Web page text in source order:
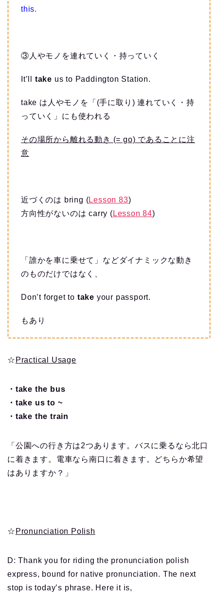
this.
③人やモノを連れていく・持っていく
It’ll take us to Paddington Station.
take は人やモノを「(手に取り) 連れていく・持
っていく」にも使われる
その場所から離れる動き (= go) であることに注
意
近づくのは bring (Lesson 83)
方向性がないのは carry ( Lesson 84)
「誰かを車に乗せて」などダイナミックな動き
のものだけではなく、
Don’t forget to take your passport.
もあり
☆ Practical Usage
・take the bus
・take us to ~
・take the train
「公園への行き方は2つあります。バスに乗るなら北口
に着きます。電車なら南口に着きます。どちらか希望
はありますか？」
☆ Pronunciation Polish
D: Thank you for riding the pronunciation polish
express, bound for native pronunciation. The next
stop is today’s phrase. Here it is,